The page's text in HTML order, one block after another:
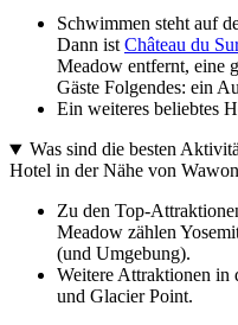
Schwimmen steht auf
Dann istChâteau du
Meadow entfernt, eine
Gäste Folgendes: ein
Ein weiteres beliebtes
Was sind die besten
Hotel in der Nähe von
Zu den Top-
Meadow zählen
(und Umgebung).
Weitere Attraktionen in
und Glacier Point.